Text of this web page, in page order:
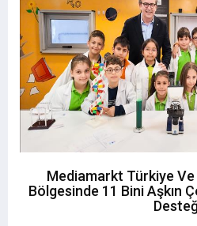
Mediamarkt Türkiye Ve
Bölgesinde 11 Bini Aşkın